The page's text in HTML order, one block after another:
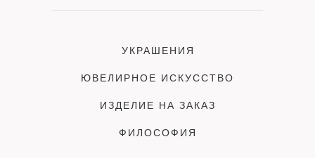
УКРАШЕНИЯ
ЮВЕЛИРНОЕ ИСКУССТВО
ИЗДЕЛИЕ НА ЗАКАЗ
ФИЛОСОФИЯ